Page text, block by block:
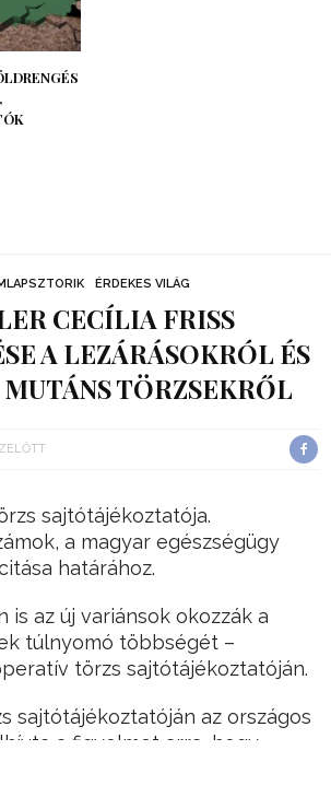
ÉRDEKES VILÁG
CECÍLIA FRISS
A LEZÁRÁSOKRÓL ÉS
TÖRZSEKRŐL
sajtótájékoztatója.
a magyar egészségügy
határához.
is az új variánsok okozzák a
túlnyomó többségét –
törzs sajtótájékoztatóján.
sajtótájékoztatóján az országos
a figyelmet arra, hogy